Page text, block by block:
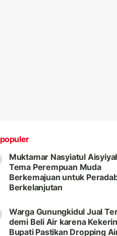
Muktamar Nasyiatul
Tema Perempuan Muda
Berkemajuan untuk
Berkelanjutan
Warga Gunungkidul Jual
demi Beli Air karena
Bupati Pastikan Dropping